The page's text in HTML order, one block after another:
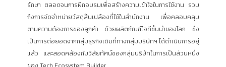
รักษา ตลอดจนการฝึกอบรมเพื่อสร้างความเข้าใจในการใช้งาน รวม
ถึงการจัดจำหน่ายวัสดุสิ้นเปลืองที่ใช้ในสำนักงาน เพื่อคลอบคลุม
ตามความต้องการของลูกค้า ด้วยผลิตภัณฑ์ไอทีชั้นนำของโลก ซึ่ง
เป็นการต่อยอดจากกลุ่มธุรกิจเดิมที่ทางกลุ่มบริษัทฯ ได้ดำเนินการอยู่
แล้ว และสอดคล้องกับวิสัยทัศน์ของกลุ่มบริษัทในการเป็นส่วนหนึ่ง